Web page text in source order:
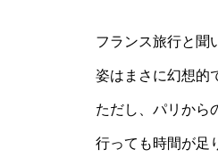
フランス旅行と聞
姿はまさに幻想的
ただし、パリから
行っても時間が足